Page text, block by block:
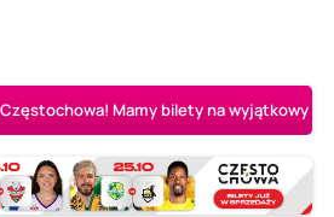
Mamy bilety na wyjątkowy